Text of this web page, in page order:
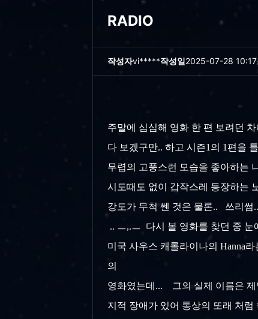
RADIO
작성자vi*****작성일2025-07-28 10:17
주말에 심심해 영화 한 편 보려던
다 보겠구만.. 하고 시즌1의 1편을
무렵의 고풍스런 모습을 좋아하는
시도때도 없이 갑작스레 등장하는
강도가 무척 쎈 것은 물론.. 쓰리썸
.. ㅡ,.ㅡ 다시 볼 영화를 찾던 중 눈
미국 사우스 캐롤라이나의 Hanna
의
영화였는데... 그의 실제 이름은
지적 장애가 있어 통상의 또래 처